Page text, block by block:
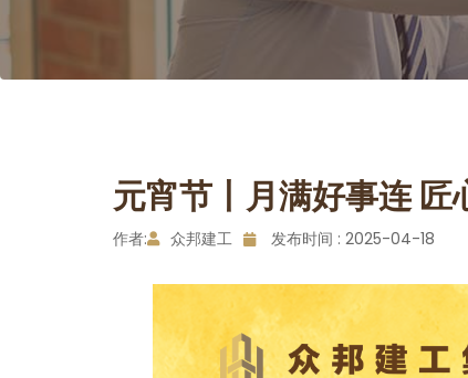
元宵节丨月满好事连 匠
作者: 众邦建工 发布时间 : 2025-04-18